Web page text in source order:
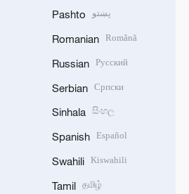
Pashto پښتو
Romanian Română
Russian Русский
Serbian Српски
Sinhala සිංහල
Spanish Español
Swahili Kiswahili
Tamil தமிழ்